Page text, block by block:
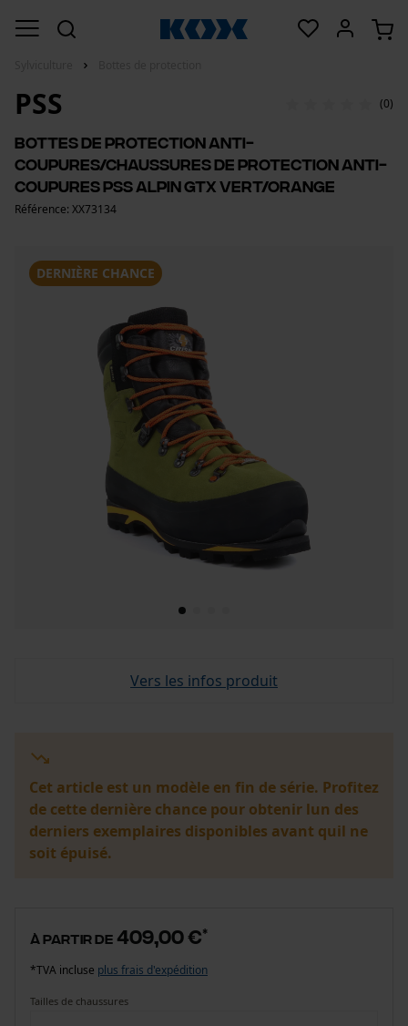
DERNIÈRE CHANCE
PSS (0)
Bottes de protection anti-
coupures/chaussures de protection anti-
coupures PSS Alpin GTX vert/orange
Référence: XX73134
Vers les infos produit
Cet article est un modèle en fin de série. Profitez
de cette dernière chance pour obtenir lun des
derniers exemplaires disponibles avant quil ne
soit épuisé.
à partir de 409,00 €*
*TVA incluse plus frais d'expédition
Tailles de chaussures